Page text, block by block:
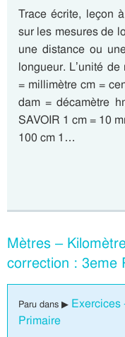
Trace écrite, leçon
sur les mesures de
une distance ou
longueur. L’unité
= millimètre cm =
dam = décamètre
SAVOIR 1 cm = 10
100 cm 1…
Mètres –
correction : 3eme
Paru dans ▶ Exercices
Primaire